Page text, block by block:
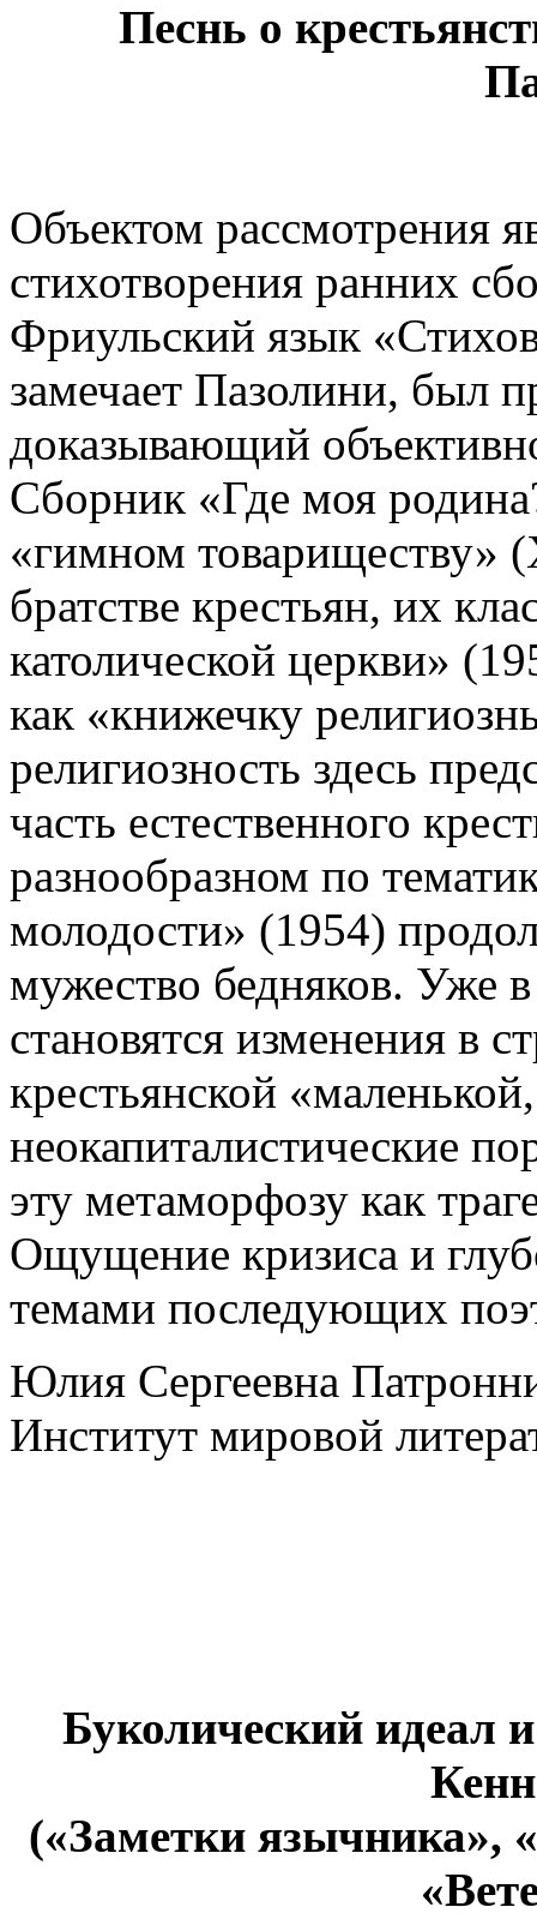
Песнь о
Объектом рассмотрения
стихотворения ранних
Фриульский язык
замечает Пазолини, был
доказывающий
Сборник «Где моя
«гимном товариществу»
братстве крестьян, их
католической церкви»
как «книжечку
религиозность здесь
часть естественного
разнообразном по
молодости» (1954)
мужество бедняков. Уже
становятся изменения в
крестьянской
неокапиталистические
эту метаморфозу как
Ощущение кризиса и
темами последующих
Юлия Сергеевна
Институт мировой
Буколический идеал
(«Заметки язычника»,